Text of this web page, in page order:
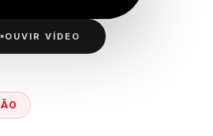
OUVIR VÍDEO